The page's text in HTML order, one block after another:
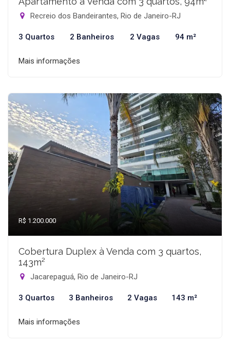
Recreio dos Bandeirantes, Rio de Janeiro-RJ
3 Quartos 2 Banheiros 2 Vagas 94 m²
Mais informações
R$ 1.200.000
Cobertura Duplex à Venda com 3 quartos,
143m²
Jacarepaguá, Rio de Janeiro-RJ
3 Quartos 3 Banheiros 2 Vagas 143 m²
Mais informações